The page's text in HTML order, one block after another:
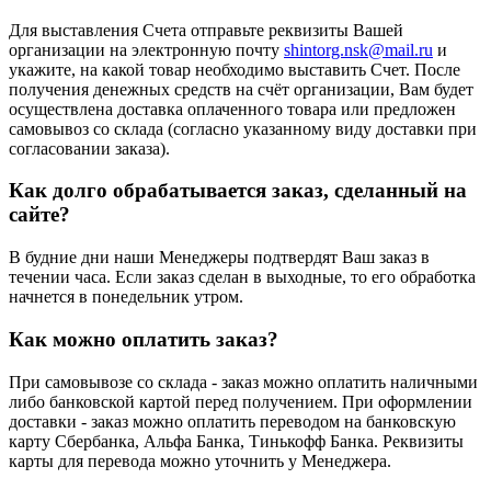
Для выставления Счета отправьте реквизиты Вашей
организации на электронную почту shintorg.nsk@mail.ru и
укажите, на какой товар необходимо выставить Счет. После
получения денежных средств на счёт организации, Вам будет
осуществлена доставка оплаченного товара или предложен
самовывоз со склада (согласно указанному виду доставки при
согласовании заказа).
Как долго обрабатывается заказ, сделанный на
сайте?
В будние дни наши Менеджеры подтвердят Ваш заказ в
течении часа. Если заказ сделан в выходные, то его обработка
начнется в понедельник утром.
Как можно оплатить заказ?
При самовывозе со склада - заказ можно оплатить наличными
либо банковской картой перед получением. При оформлении
доставки - заказ можно оплатить переводом на банковскую
карту Сбербанка, Альфа Банка, Тинькофф Банка. Реквизиты
карты для перевода можно уточнить у Менеджера.